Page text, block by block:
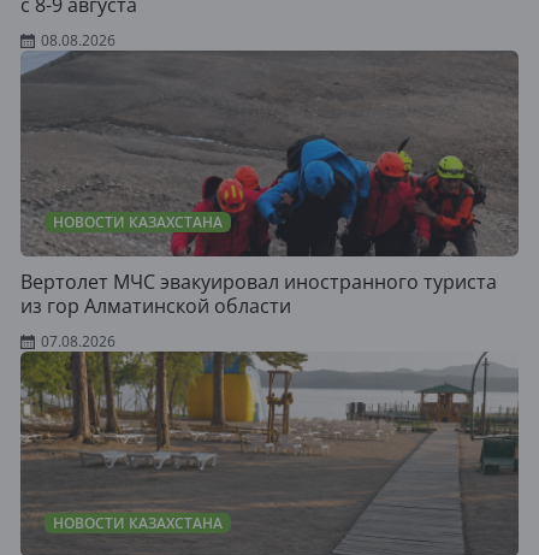
08.08.2026
НОВОСТИ КАЗАХСТАНА
Вертолет МЧС эвакуировал иностранного туриста
из гор Алматинской области
07.08.2026
НОВОСТИ КАЗАХСТАНА